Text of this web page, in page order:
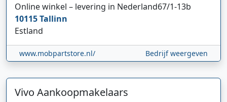
Online winkel – levering in Nederland67/1-13b
10115Tallinn
Estland
www.mobpartstore.nl/ Bedrijf weergeven
Vivo Aankoopmakelaars